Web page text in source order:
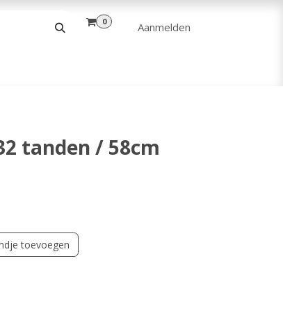
0 Aanmelden
tanden / 58cm
toevoegen